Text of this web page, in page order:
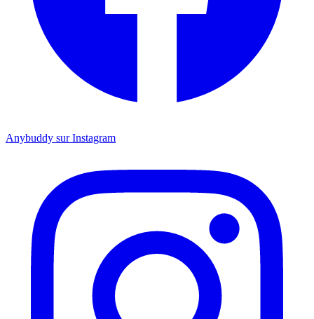
Anybuddy sur Instagram